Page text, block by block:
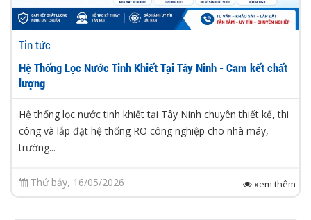
Tin tức
Hệ Thống Lọc Nước Tinh Khiết Tại Tây Ninh - Cam kết chất
lượng
Hệ thống lọc nước tinh khiết tại Tây Ninh chuyên thiết kế, thi
công và lắp đặt hệ thống RO công nghiệp cho nhà máy,
trường...
Thứ bảy, 16/05/2026 xem thêm